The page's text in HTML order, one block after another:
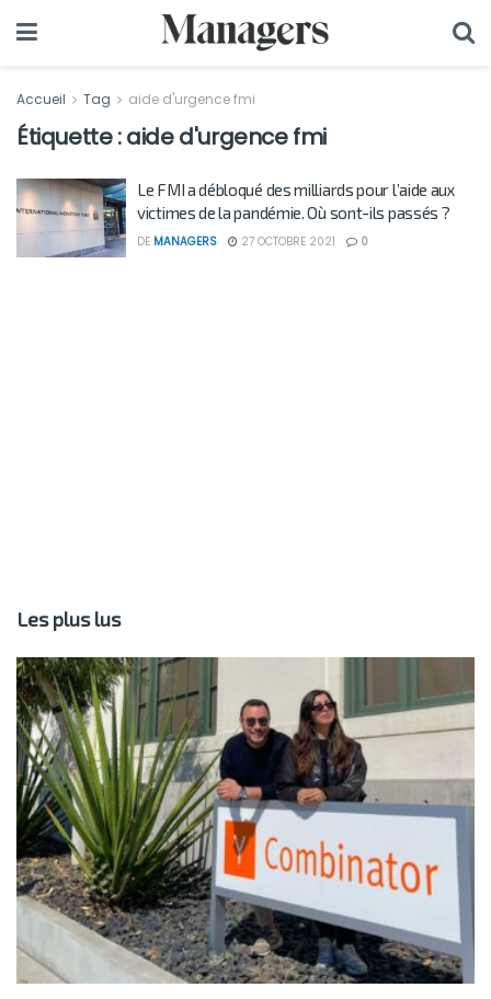
Accueil Tag aide d'urgence fmi
Étiquette :aide d'urgence fmi
Le FMI a débloqué des milliards pour l’aide aux
victimes de la pandémie. Où sont-ils passés ?
DE MANAGERS 27 OCTOBRE 2021 0
Les plus lus